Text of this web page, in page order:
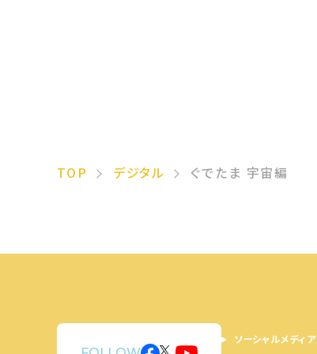
TOP デジタル ぐでたま 宇宙編
ソーシャルメディア